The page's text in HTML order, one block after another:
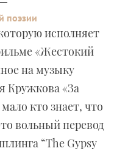
поэзии
исполняет
«Жестокий
на музыку
Кружкова «За
кто знает, что
вольный перевод
“The Gypsy